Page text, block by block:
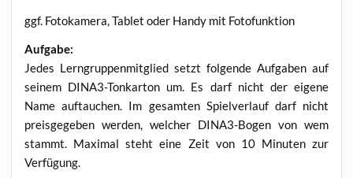
ggf. Foto­ka­me­ra, Tablet oder Han­dy mit Fotofunktion
Auf­ga­be:
Jedes Lern­grup­pen­mit­glied setzt fol­gen­de Auf­ga­ben auf
sei­nem DINA3-Ton­kar­ton um. Es darf nicht der eige­ne
Name auf­tau­chen. Im gesam­ten Spiel­ver­lauf darf nicht
preis­ge­ge­ben wer­den, wel­cher DINA3-Bogen von wem
stammt. Maxi­mal steht eine Zeit von 10 Minu­ten zur
Verfügung.